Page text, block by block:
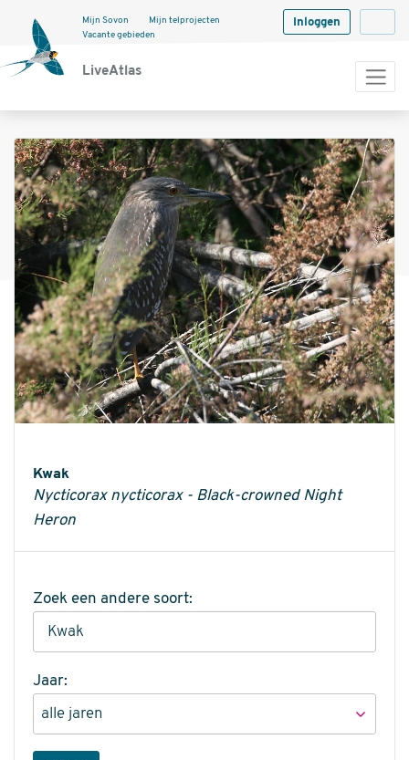
LiveAtlas
Mijn Sovon
Mijn telprojecten
Vacante gebieden
Inloggen
Kwak
Nycticorax nycticorax - Black-crowned Night
Heron
Zoek een andere soort:
Jaar: